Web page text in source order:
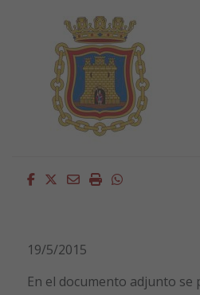
Facebook
Twitter
EmailImprimirWhatsapp
19/5/2015
En el documento adjunto se